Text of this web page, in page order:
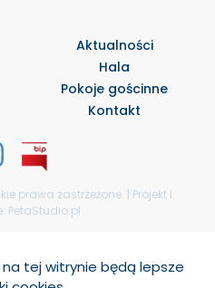
tej witrynie będą lepsze
Aktualności
Hala
Pokoje gościnne
Kontakt
prawa zastrzeżone. | Projekt i
PetaStudio.pl